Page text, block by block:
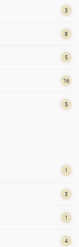
3
8
5
16
5
1
3
1
4